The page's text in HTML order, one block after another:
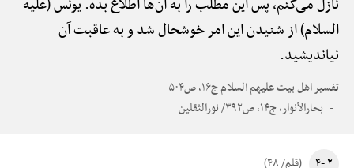
نازل می‌کنم، پس این مطلب را به آن‌ها اطلاع بده. یونس (علیه
السلام) از شنیدن این امر خوشحال شد و به عاقبت آن
نیاندیشید.
تفسیر اهل بیت علیهم السلام ج۱۶، ص۵۰۴
بحارالأنوار، ج۱۴، ص۳۹۲/ نورالثقلین
۲ -۴ (قلم/ ۴۸)